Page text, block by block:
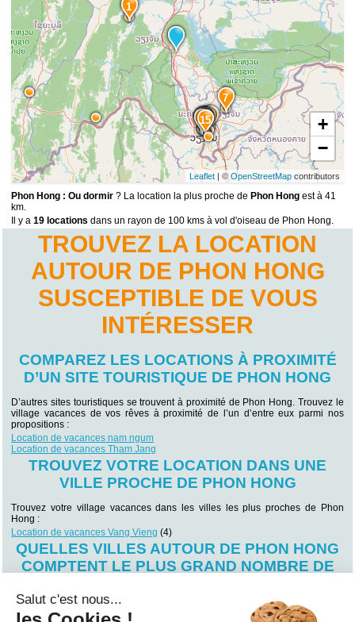
15
1413
1211
10
9
8
7
1
+
−
Leaflet| ©OpenStreetMapcontributors
Phon Hong : Ou dormir ? La location la plus proche de Phon Hong est à 41
km.
Il y a19 locations dans un rayon de 100 kms à vol d'oiseau de Phon Hong.
TROUVEZ LA LOCATION
AUTOUR DE PHON HONG
SUSCEPTIBLE DE VOUS
INTÉRESSER
COMPAREZ LES LOCATIONS À PROXIMITÉ
D’UN SITE TOURISTIQUE DE PHON HONG
D’autres sites touristiques se trouvent à proximité de Phon Hong. Trouvez le
village vacances de vos rêves à proximité de l’un d’entre eux parmi nos
propositions :
Location de vacances nam ngum
Location de vacances Tham Jang
TROUVEZ VOTRE LOCATION DANS UNE
VILLE PROCHE DE PHON HONG
Trouvez votre village vacances dans les villes les plus proches de Phon
Hong :
Location de vacances Vang Vieng (4)
QUELLES VILLES AUTOUR DE PHON HONG
COMPTENT LE PLUS GRAND NOMBRE DE
Vous souhaitez séjourner dans une ville particulière proche de Phon Hong ?
Trouvez votre futur lieu de villégiature en fonction des villes voisines
Salut c'est nous...